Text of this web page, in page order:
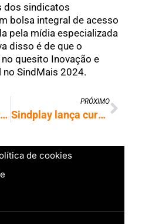
dos sindicatos
bolsa integral de acesso
pela mídia especializada
disso é de que o
quesito Inovação e
SindMais 2024.
Sindplay lança novo curso de Back-End para iniciantes
PRÓXIMO
Sindplay lança curso sobre ‘Modelagem de Banco de Dados’
de cookies